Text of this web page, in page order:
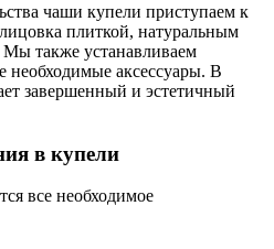
чаши купели приступаем к
плиткой, натуральным
также устанавливаем
необходимые аксессуары. В
завершенный и эстетичный
в купели
все необходимое